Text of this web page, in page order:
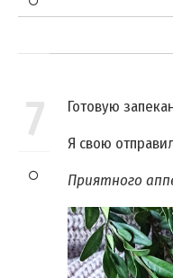
7
Готовую
Я свою
Приятного